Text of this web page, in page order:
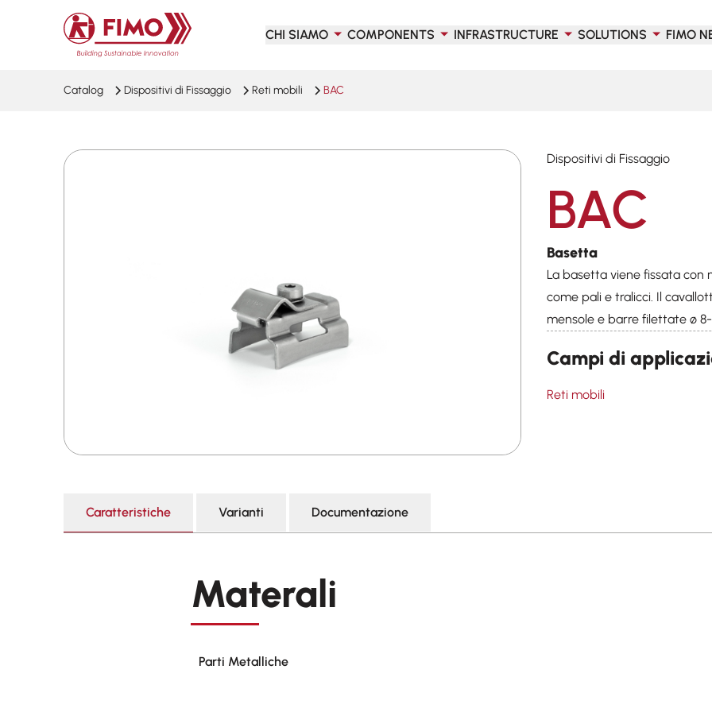
Torna alla pagina iniziale
CHI SIAMO
COMPONENTS INFRASTRUCTURE SOLUTIONS FIMO
Catalog Dispositivi di Fissaggio Reti mobili BAC
Dispositivi di Fissaggio
BAC
Basetta
La basetta viene fissata con
come pali e tralicci. Il
mensole e barre filettate ø 8-
Campi di
Reti mobili
Caratteristiche Varianti Documentazione
Materali
Parti Metalliche